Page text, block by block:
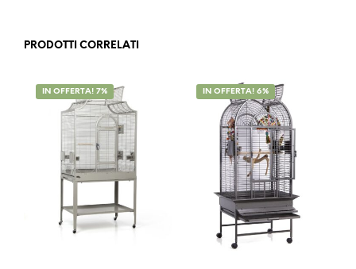
PRODOTTI CORRELATI
IN OFFERTA! 7% IN OFFERTA! 6%